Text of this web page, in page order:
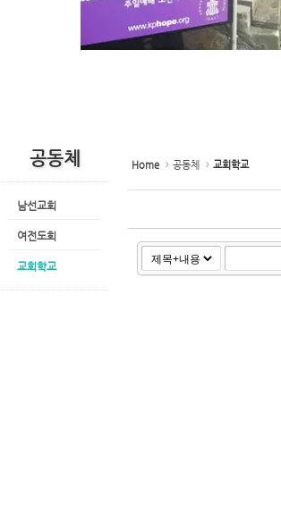
공동체
남선교회
여전도회
교회학교
Home 공동체 교회학교